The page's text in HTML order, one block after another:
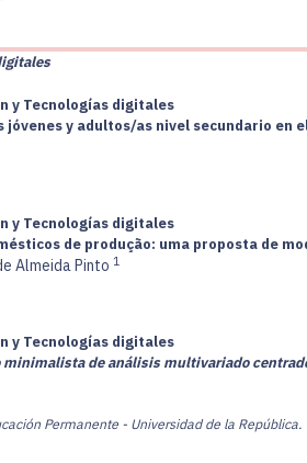
y Tecnologías digitales
y adultos/as nivel secundario en
y Tecnologías digitales
de produção: uma proposta de
Almeida Pinto 1
y Tecnologías digitales
de análisis multivariado
Permanente - Universidad de la República.